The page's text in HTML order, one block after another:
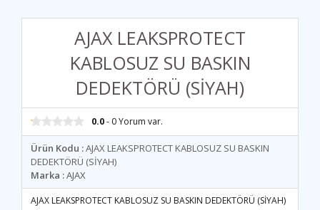
AJAX LEAKSPROTECT
KABLOSUZ SU BASKIN
DEDEKTÖRÜ (SİYAH)
0.0- 0 Yorum var.
Ürün Kodu :AJAX LEAKSPROTECT KABLOSUZ SU BASKIN
DEDEKTÖRÜ (SİYAH)
Marka :AJAX
AJAX LEAKSPROTECT KABLOSUZ SU BASKIN DEDEKTÖRÜ (SİYAH)